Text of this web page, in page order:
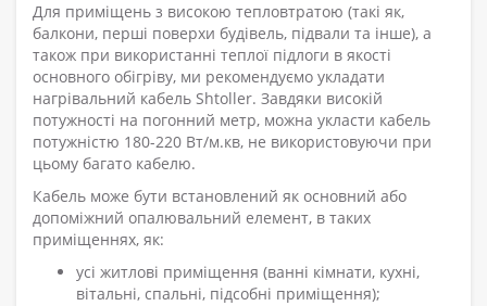
Для приміщень з високою тепловтратою (такі як,
балкони, перші поверхи будівель, підвали та інше), а
також при використанні теплої підлоги в якості
основного обігріву, ми рекомендуємо укладати
нагрівальний кабель Shtoller. Завдяки високій
потужності на погонний метр, можна укласти кабель
потужністю 180-220 Вт/м.кв, не використовуючи при
цьому багато кабелю.
Кабель може бути встановлений як основний або
допоміжний опалювальний елемент, в таких
приміщеннях, як:
усі житлові приміщення (ванні кімнати, кухні,
вітальні, спальні, підсобні приміщення);